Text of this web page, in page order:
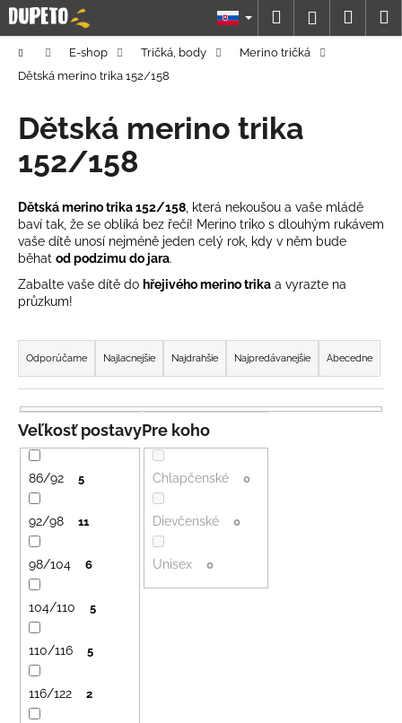
Prejsť
na
obsah
Hľadať
DomovE-shop Tričká, body
Merino tričká
Dětská merino trika 152/158
Dětská merino trika
152/158
Dětská merino trika 152/158 , která nekoušou a vaše mládě
baví tak, že se oblíká bez řečí! Merino triko s dlouhým rukávem
vaše dítě unosí nejméně jeden celý rok, kdy v něm bude
běhat od podzimu do jara.
Zabalte vaše dítě do hřejivého merino trika a vyrazte na
průzkum!
R
a
d
e
n
i
e
p
o
d
u
o
Odporúčame Najlacnejšie Najdrahšie Najpredávanejšie Abecedne
Pre koho
Chlapčenské 0
Dievčenské 0
Unisex 0
Veľkosť postavy
86/92 5
92/98 11
98/104 6
104/110 5
110/116 5
116/122 2
K
o
o
p
o
r
e
b
u
j
e
n
á
j
O
d